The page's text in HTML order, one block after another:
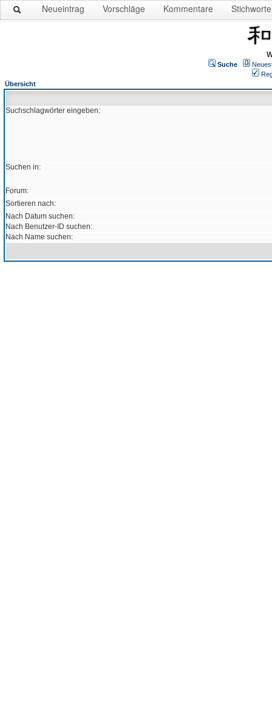
Neueintrag Vorschläge Kommentare Stichworte
Suche
Übersicht
Suchschlagwörter eingeben:
Suchen in:
Forum:
Sortieren nach:
Nach Datum suchen:
Nach Benutzer-ID suchen:
Nach Name suchen: